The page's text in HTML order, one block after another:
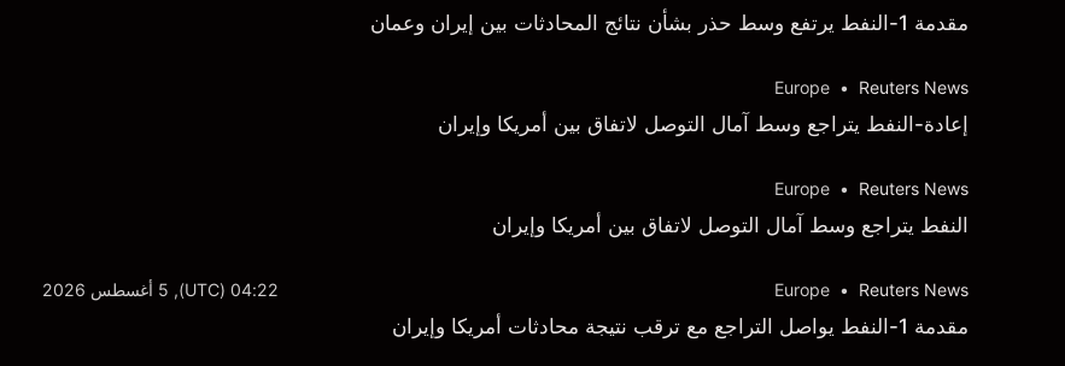
مقدمة 1-النفط يرتفع وسط حذر بشأن نتائج المحادثات بين إيران وعمان
Reuters News
•
Europe
إعادة-النفط يتراجع وسط آمال التوصل لاتفاق بين أمريكا وإيران
Reuters News
•
Europe
النفط يتراجع وسط آمال التوصل لاتفاق بين أمريكا وإيران
Reuters News
•
Europe 04:22 (UTC), 5 أغسطس 2026
مقدمة 1-النفط يواصل التراجع مع ترقب نتيجة محادثات أمريكا وإيران